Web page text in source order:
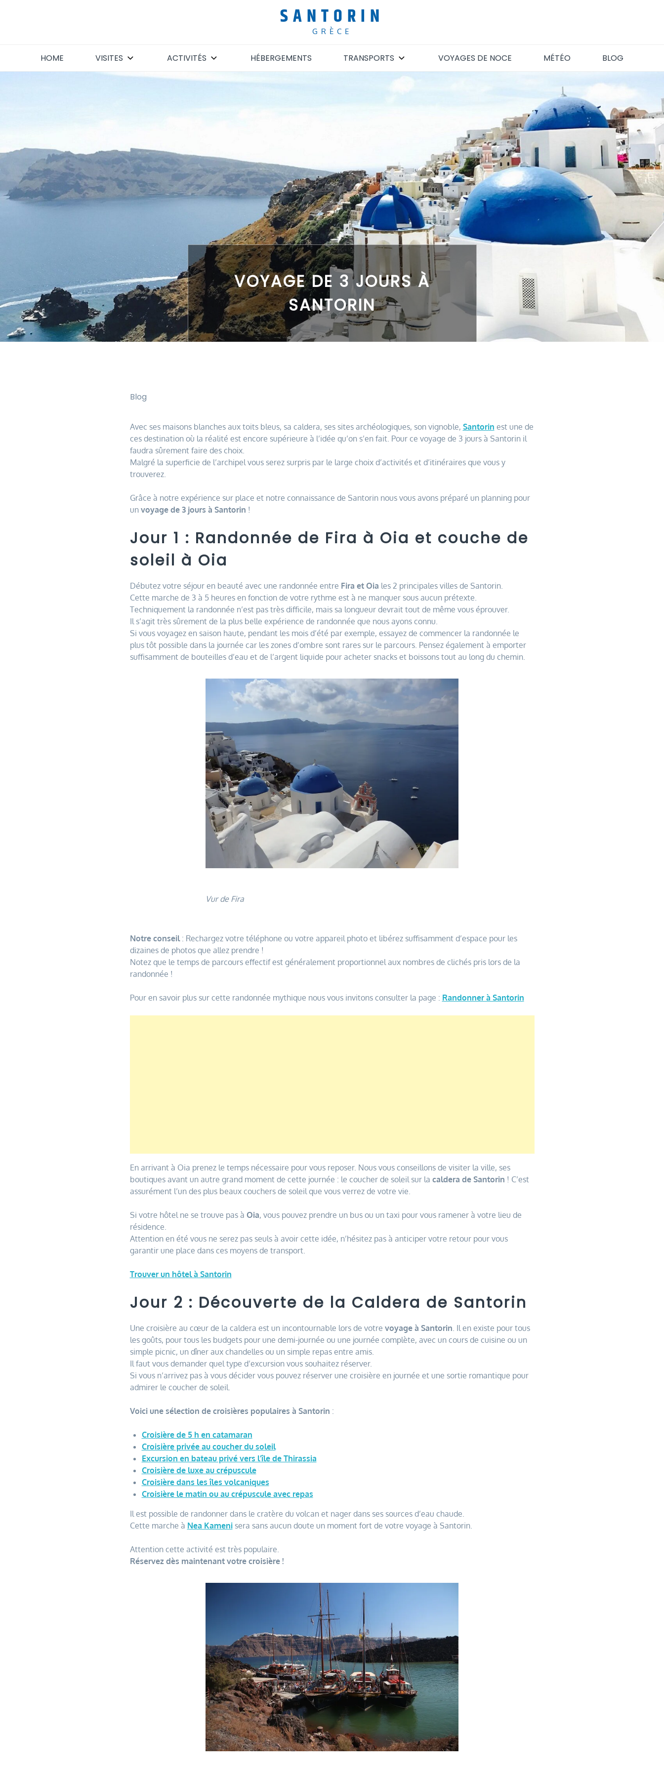
SANTORIN
GRÈCE
HOME VISITES ACTIVITÉS HÉBERGEMENTS TRANSPORTS VOYAGES DE NOCE MÉTÉO BLOG
VOYAGE DE 3 JOURS À
SANTORIN
Blog
Avec ses maisons blanches aux toits bleus, sa caldera, ses sites archéologiques, son vignoble, Santorin est une de
ces destination où la réalité est encore supérieure à l’idée qu’on s’en fait. Pour ce voyage de 3 jours à Santorin il
faudra sûrement faire des choix.
Malgré la superficie de l’archipel vous serez surpris par le large choix d’activités et d’itinéraires que vous y
trouverez.
Grâce à notre expérience sur place et notre connaissance de Santorin nous vous avons préparé un planning pour
un voyage de 3 jours à Santorin !
Jour 1 : Randonnée de Fira à Oia et couche de
soleil à Oia
Débutez votre séjour en beauté avec une randonnée entre Fira et Oia les 2 principales villes de Santorin.
Cette marche de 3 à 5 heures en fonction de votre rythme est à ne manquer sous aucun prétexte.
Techniquement la randonnée n’est pas très difficile, mais sa longueur devrait tout de même vous éprouver.
Il s’agit très sûrement de la plus belle expérience de randonnée que nous ayons connu.
Si vous voyagez en saison haute, pendant les mois d’été par exemple, essayez de commencer la randonnée le
plus tôt possible dans la journée car les zones d’ombre sont rares sur le parcours. Pensez également à emporter
suffisamment de bouteilles d’eau et de l’argent liquide pour acheter snacks et boissons tout au long du chemin.
Vur de Fira
Notre conseil : Rechargez votre téléphone ou votre appareil photo et libérez suffisamment d’espace pour les
dizaines de photos que allez prendre !
Notez que le temps de parcours effectif est généralement proportionnel aux nombres de clichés pris lors de la
randonnée !
Pour en savoir plus sur cette randonnée mythique nous vous invitons consulter la page : Randonner à Santorin
En arrivant à Oia prenez le temps nécessaire pour vous reposer. Nous vous conseillons de visiter la ville, ses
boutiques avant un autre grand moment de cette journée : le coucher de soleil sur la caldera de Santorin ! C’est
assurément l’un des plus beaux couchers de soleil que vous verrez de votre vie.
Si votre hôtel ne se trouve pas à Oia, vous pouvez prendre un bus ou un taxi pour vous ramener à votre lieu de
résidence.
Attention en été vous ne serez pas seuls à avoir cette idée, n’hésitez pas à anticiper votre retour pour vous
garantir une place dans ces moyens de transport.
Trouver un hôtel à Santorin
Jour 2 : Découverte de la Caldera de Santorin
Une croisière au cœur de la caldera est un incontournable lors de votre voyage à Santorin. Il en existe pour tous
les goûts, pour tous les budgets pour une demi-journée ou une journée complète, avec un cours de cuisine ou un
simple picnic, un dîner aux chandelles ou un simple repas entre amis.
Il faut vous demander quel type d’excursion vous souhaitez réserver.
Si vous n’arrivez pas à vous décider vous pouvez réserver une croisière en journée et une sortie romantique pour
admirer le coucher de soleil.
Voici une sélection de croisières populaires à Santorin :
Croisière de 5 h en catamaran
Croisière privée au coucher du soleil
Excursion en bateau privé vers l’île de Thirassia
Croisière de luxe au crépuscule
Croisière dans les îles volcaniques
Croisière le matin ou au crépuscule avec repas
Il est possible de randonner dans le cratère du volcan et nager dans ses sources d’eau chaude.
Cette marche à Nea Kamenisera sans aucun doute un moment fort de votre voyage à Santorin.
Attention cette activité est très populaire.
Réservez dès maintenant votre croisière !